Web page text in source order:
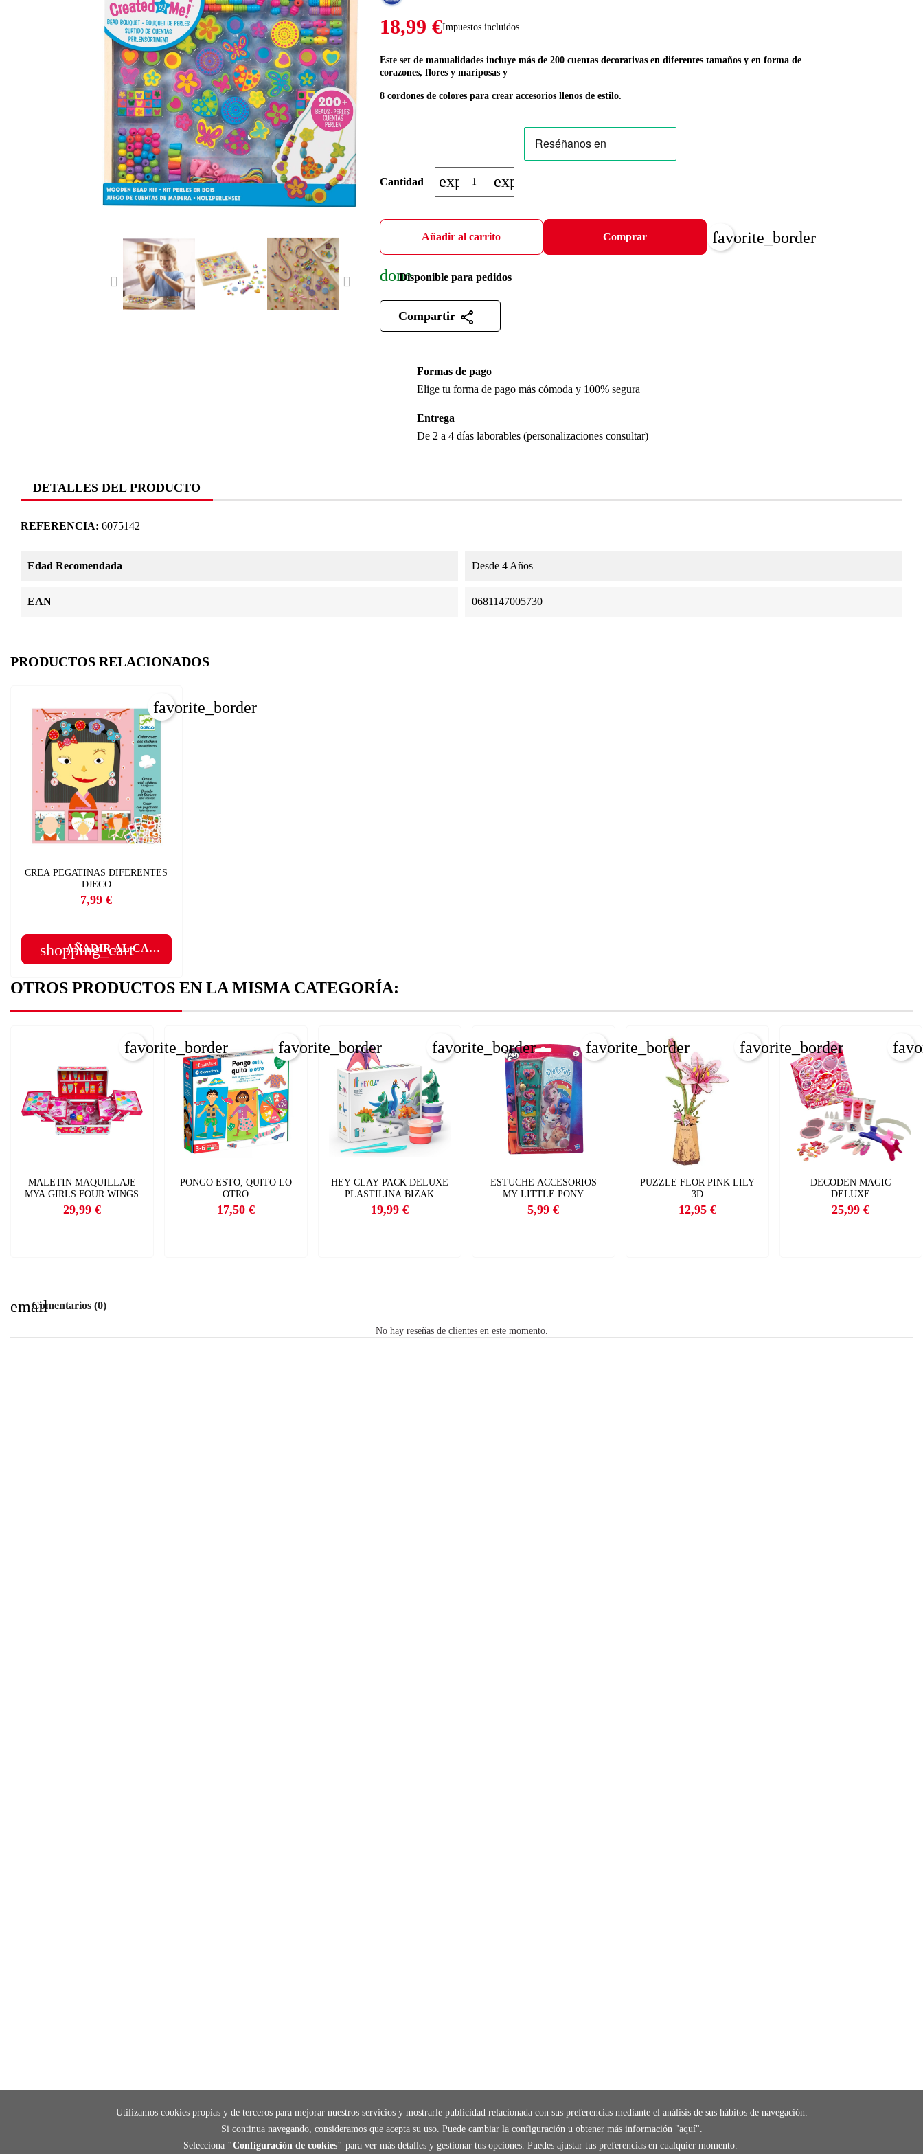
Utilizamos cookies propias y de terceros para mejorar nuestros servicios y mostrarle publicidad relacionada con sus preferencias mediante el análisis de sus hábitos de navegación.
Si continua navegando, consideramos que acepta su uso. Puede cambiar la configuración u obtener más información "aquí".
Selecciona "Configuración de cookies" para ver más detalles y gestionar tus opciones. Puedes ajustar tus preferencias en cualquier momento.
PREVIOUS
18,99 €Impuestos incluidos
Este set de manualidades incluye más de 200 cuentas decorativas en diferentes tamaños y en forma de
corazones, flores y mariposas y
8 cordones de colores para crear accesorios llenos de estilo.
Cantidad expand_moreexpand_less
Añadir al carrito Comprar favorite_border
doneDisponible para pedidos
Compartir
Formas de pago
Elige tu forma de pago más cómoda y 100% segura
Entrega
De 2 a 4 días laborables (personalizaciones consultar)
DETALLES DEL PRODUCTO
REFERENCIA: 6075142
Edad Recomendada Desde 4 Años
EAN 0681147005730
PRODUCTOS RELACIONADOS
CREA PEGATINAS DIFERENTES
DJECO
Precio
7,99 €
shopping_cart
AÑADIR AL CARRITO
favorite_border
OTROS PRODUCTOS EN LA MISMA CATEGORÍA:
MALETIN MAQUILLAJE
MYA GIRLS FOUR WINGS
Precio
29,99 €
favorite_border
PONGO ESTO, QUITO LO
OTRO
Precio
17,50 €
favorite_border
HEY CLAY PACK DELUXE
PLASTILINA BIZAK
Precio
19,99 €
favorite_border
ESTUCHE ACCESORIOS
MY LITTLE PONY
Precio
5,99 €
favorite_border
PUZZLE FLOR PINK LILY
3D
Precio
12,95 €
favorite_border
DECODEN MAGIC
DELUXE
Precio
25,99 €
emailComentarios (0)
No hay reseñas de clientes en este momento.